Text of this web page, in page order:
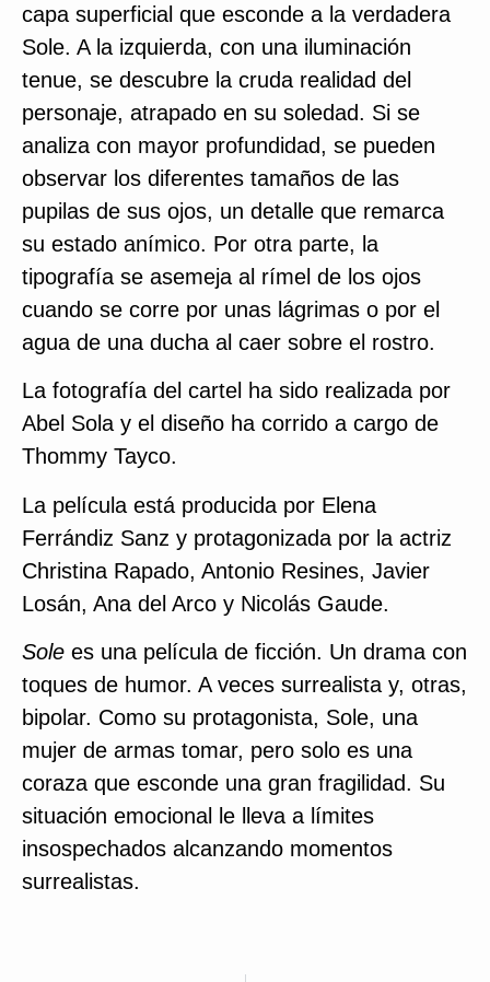
capa superficial que esconde a la verdadera
Sole. A la izquierda, con una iluminación
tenue, se descubre la cruda realidad del
personaje, atrapado en su soledad. Si se
analiza con mayor profundidad, se pueden
observar los diferentes tamaños de las
pupilas de sus ojos, un detalle que remarca
su estado anímico. Por otra parte, la
tipografía se asemeja al rímel de los ojos
cuando se corre por unas lágrimas o por el
agua de una ducha al caer sobre el rostro.
La fotografía del cartel ha sido realizada por
Abel Sola y el diseño ha corrido a cargo de
Thommy Tayco.
La película está producida por Elena
Ferrándiz Sanz y protagonizada por la actriz
Christina Rapado, Antonio Resines, Javier
Losán, Ana del Arco y Nicolás Gaude.
Sole es una película de ficción. Un drama con
toques de humor. A veces surrealista y, otras,
bipolar. Como su protagonista, Sole, una
mujer de armas tomar, pero solo es una
coraza que esconde una gran fragilidad. Su
situación emocional le lleva a límites
insospechados alcanzando momentos
surrealistas.